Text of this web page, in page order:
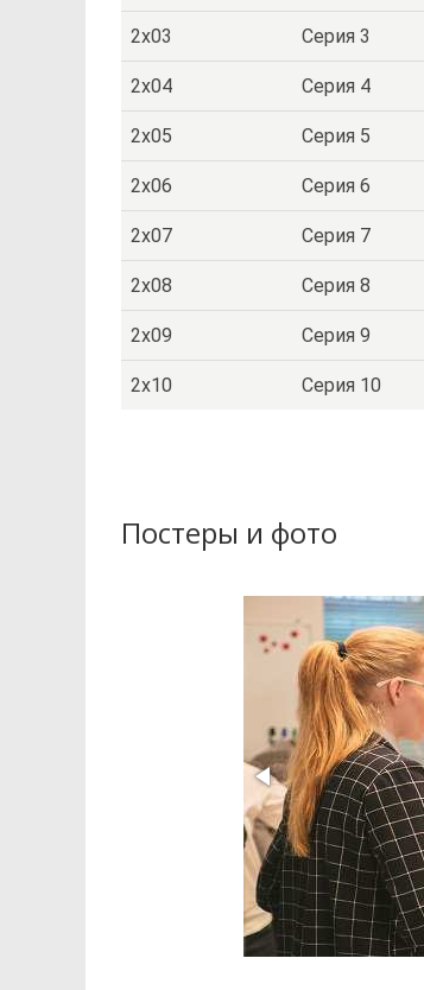
2x03 Серия 3
2x04 Серия 4
2x05 Серия 5
2x06 Серия 6
2x07 Серия 7
2x08 Серия 8
2x09 Серия 9
2x10 Серия 10
Постеры и фото